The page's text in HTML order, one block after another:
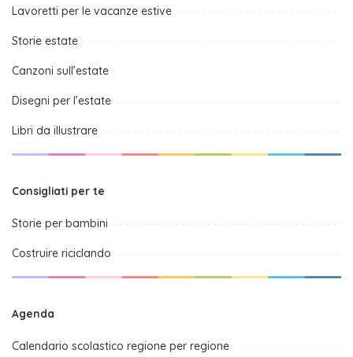
Lavoretti per le vacanze estive
Storie estate
Canzoni sull’estate
Disegni per l’estate
Libri da illustrare
Consigliati per te
Storie per bambini
Costruire riciclando
Agenda
Calendario scolastico regione per regione